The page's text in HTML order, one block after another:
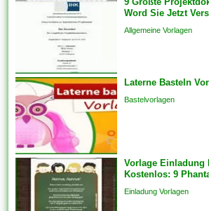
können auch Die
Kommunikation und
Engagements strukturieren,
um sicherzustellen, dass das
Endprodukt von hoher Qualität
ist. Sie bringen die Vorlagen
auch überspringen und
Analogien in...
Word Sie Jetzt
Allgemeine Vorlagen
Laterne Basteln
Bastelvorlagen
Vorlage Einladung
Kostenlos: 9
Einladung Vorlagen